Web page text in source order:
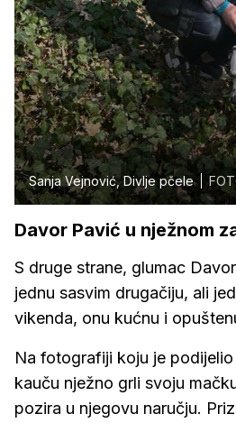
Sanja Vejnović, Divlje pčele
Davor Pavić u nježnom
S druge strane, glumac
jednu sasvim drugačiju, ali
vikenda, onu kućnu i
Na fotografiji koju je
kauču nježno grli svoju
pozira u njegovu naručju.